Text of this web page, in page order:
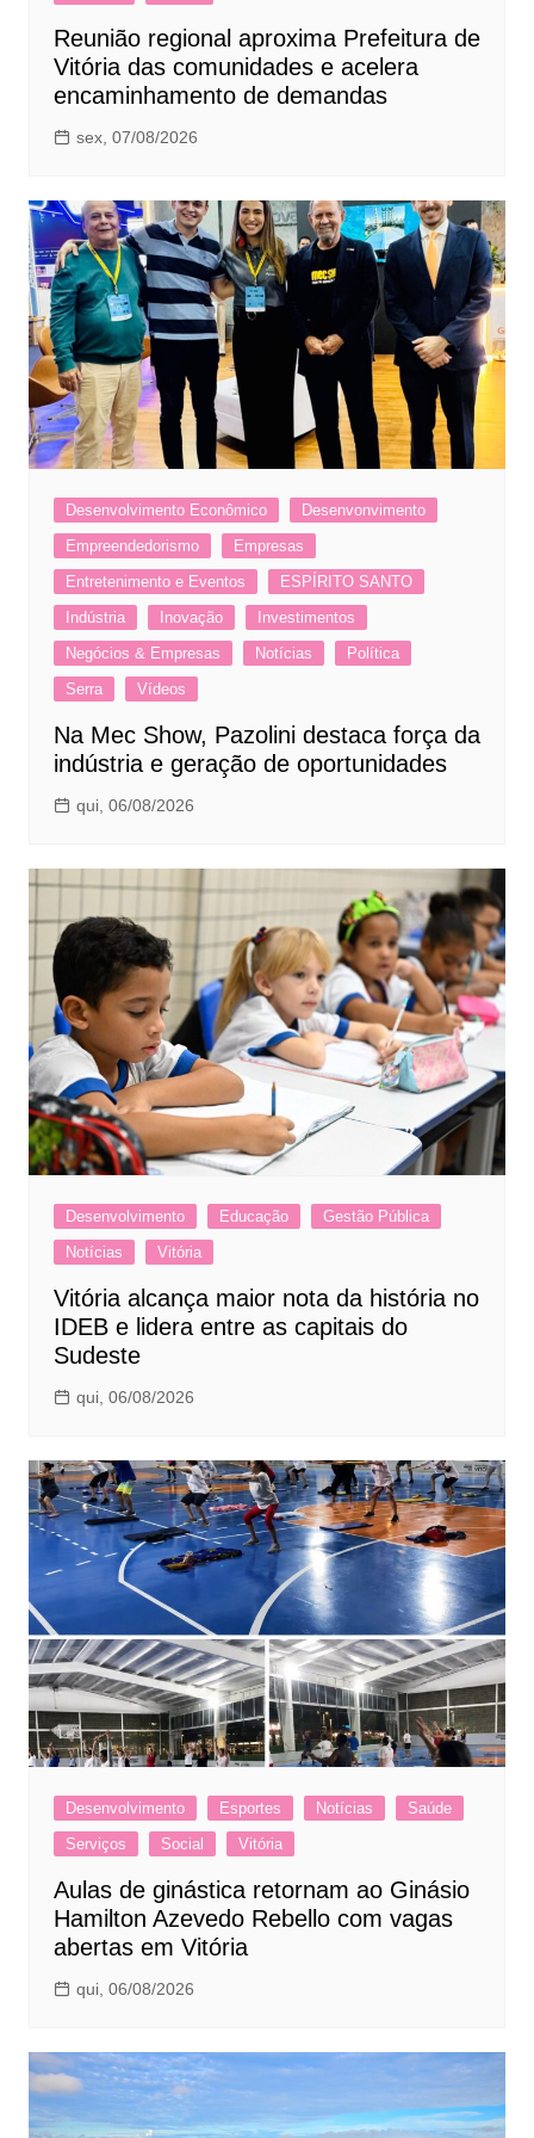
Reunião regional aproxima Prefeitura de
Vitória das comunidades e acelera
encaminhamento de demandas
sex, 07/08/2026
Desenvolvimento Econômico
Desenvonvimento
Empreendedorismo
Empresas
Entretenimento e Eventos
ESPÍRITO SANTO
Indústria
Inovação
Investimentos
Negócios & Empresas
Notícias
Política
Serra
Vídeos
Na Mec Show, Pazolini destaca força da
indústria e geração de oportunidades
qui, 06/08/2026
Desenvolvimento Educação
Gestão Pública
Notícias
Vitória
Vitória alcança maior nota da história no
IDEB e lidera entre as capitais do
Sudeste
qui, 06/08/2026
Desenvolvimento Esportes Notícias
Saúde
Serviços
Social Vitória
Aulas de ginástica retornam ao Ginásio
Hamilton Azevedo Rebello com vagas
abertas em Vitória
qui, 06/08/2026